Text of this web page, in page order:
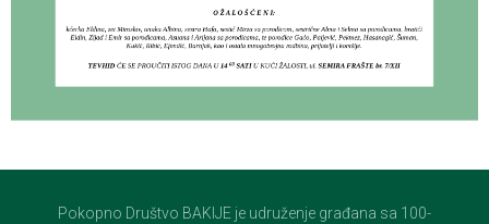
Pokopno Društvo BAKIJE je udruženje građana sa 100-